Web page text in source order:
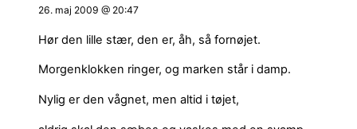
26. maj 2009 @ 20:47
Hør den lille stær, den er, åh, så fornøjet.
Morgenklokken ringer, og marken står i damp.
Nylig er den vågnet, men altid i tøjet,